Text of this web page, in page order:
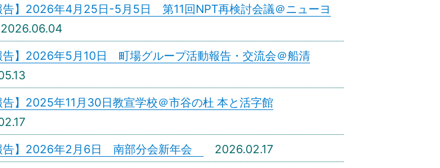
告】2026年4月25日-5月5日 第11回NPT再検討会議＠ニューヨ
2026.06.04
告】2026年5月10日 町場グループ活動報告・交流会＠船清
告】2025年11月30日教宣学校＠市谷の杜 本と活字館
告】2026年2月6日 南部分会新年会
2026.02.17